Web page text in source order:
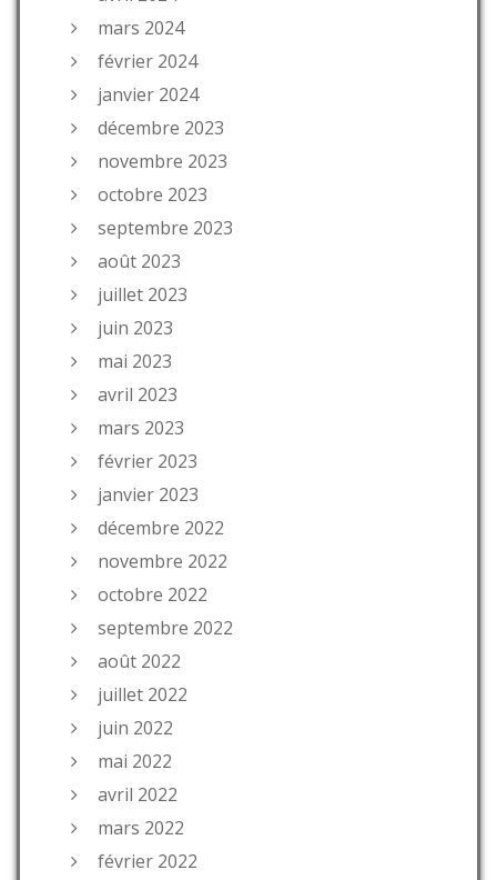
mars 2024
février 2024
janvier 2024
décembre 2023
novembre 2023
octobre 2023
septembre 2023
août 2023
juillet 2023
juin 2023
mai 2023
avril 2023
mars 2023
février 2023
janvier 2023
décembre 2022
novembre 2022
octobre 2022
septembre 2022
août 2022
juillet 2022
juin 2022
mai 2022
avril 2022
mars 2022
février 2022